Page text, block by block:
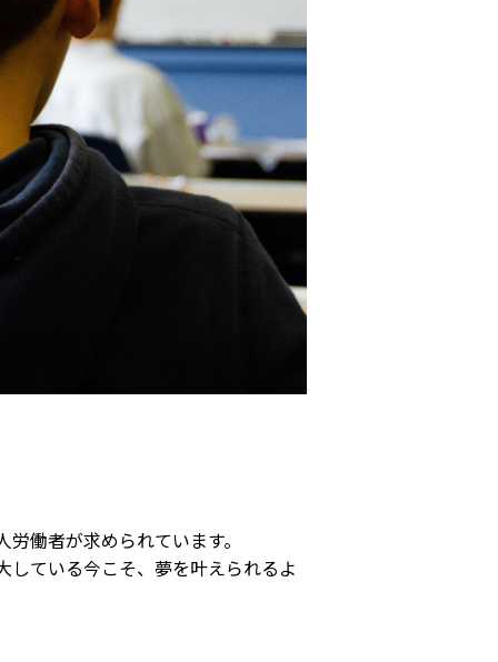
働者が求められています。
している今こそ、夢を叶えられるよ